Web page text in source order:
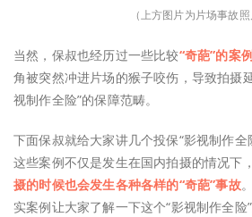
（上方图片为片场事故 照
当然，保叔也经历过一些比较“奇葩”的案
角被突然冲进片场的猴子咬伤，导致拍摄
视制作全险”的保障范畴。
下面保叔就给大家讲几个投保“影视制作全
这些案例不仅是发生在国内拍摄的情况下，
摄的时候也会发生各种各样的“奇葩”事故
实案例让大家了解一下这个“影视制作全险